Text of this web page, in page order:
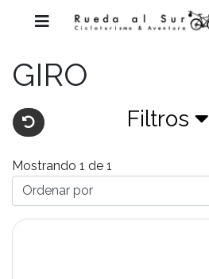
GIRO
Filtros
Mostrando 1 de 1